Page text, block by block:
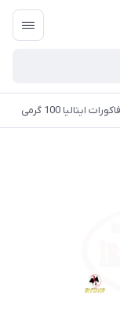
100 گرمی